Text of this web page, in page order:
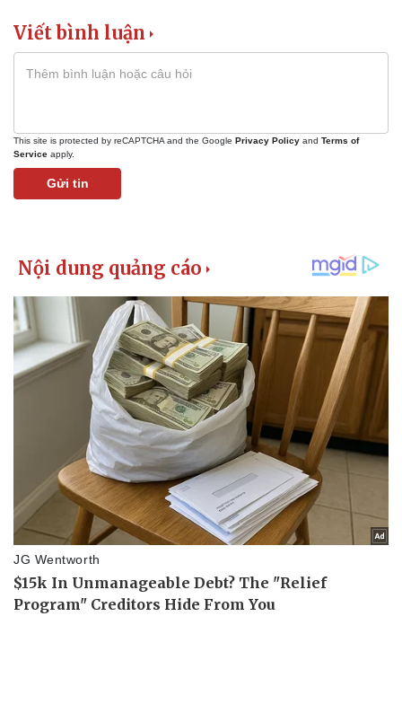
Viết bình luận
This site is protected by reCAPTCHA and the Google Privacy Policy and Terms of
Service apply.
Gửi tin